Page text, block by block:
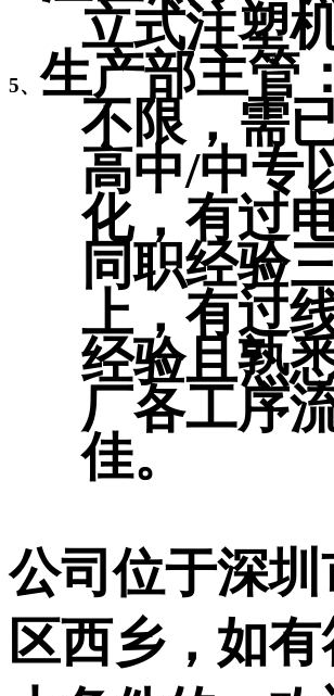
立式注塑机
5、 生产部主管
不限，需
高中/中专
化，有过
同职经验
上，有过
经验且熟
厂各工序
佳。
公司位于深
区西乡，如